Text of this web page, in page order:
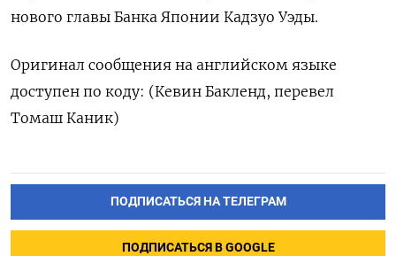
нового главы Банка Японии Кадзуо Уэды.
Оригинал сообщения на английском языке
доступен по коду: (Кевин Бакленд, перевел
Томаш Каник)
ПОДПИСАТЬСЯ НА ТЕЛЕГРАМ
ПОДПИСАТЬСЯ В GOOGLE